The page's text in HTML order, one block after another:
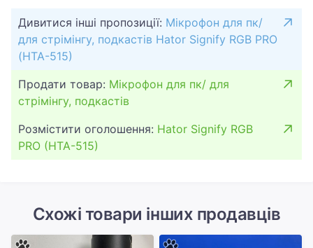
Дивитися інші пропозиції: Мікрофон для пк/
для стрімінгу, подкастів Hator Signify RGB PRO
(HTA-515)
Продати товар: Мікрофон для пк/ для
стрімінгу, подкастів
Розмістити оголошення: Hator Signify RGB
PRO (HTA-515)
Схожі товари інших продавців